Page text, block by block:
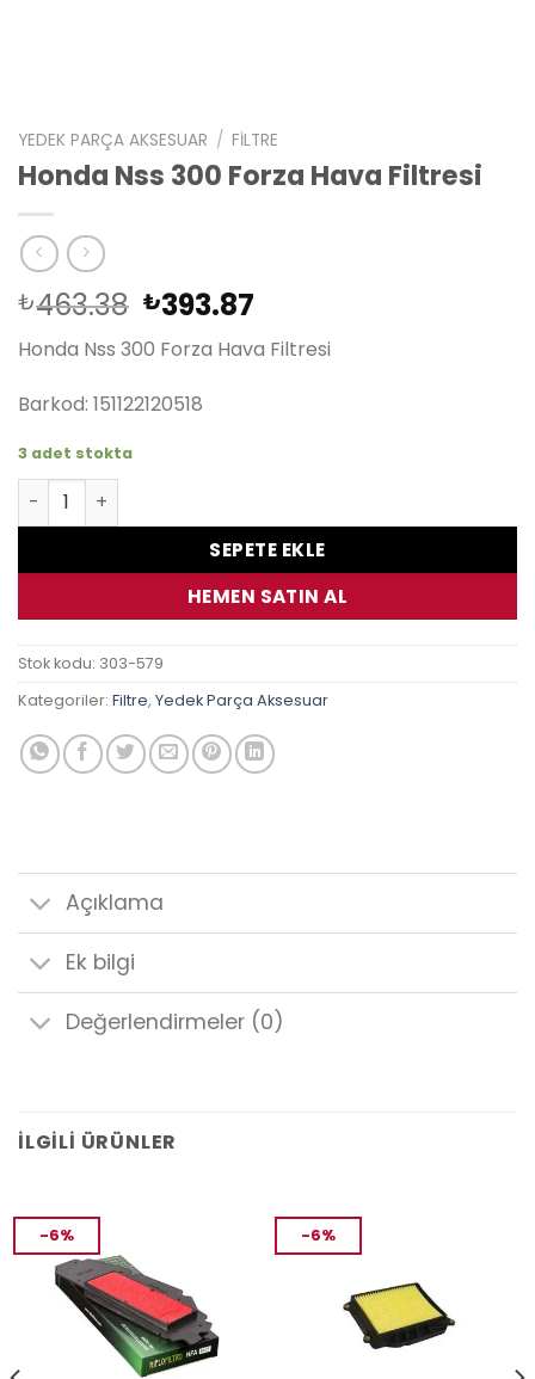
YEDEK PARÇA AKSESUAR / FILTRE
Honda Nss 300 Forza Hava Filtresi
₺463.38 Orijinal
fiyat:
₺463.38.
₺393.87
andaki
fiyat:
Honda Nss 300 Forza Hava Filtresi
Barkod: 151122120518
3 adet stokta
Honda Nss 300 Forza Hava Filtresi adet
SEPETE EKLE
HEMEN SATIN AL
Stok kodu: 303-579
Kategoriler: Filtre, Yedek Parça Aksesuar
Açıklama
Ek bilgi
Değerlendirmeler (0)
İLGILI ÜRÜNLER
-6% -6%